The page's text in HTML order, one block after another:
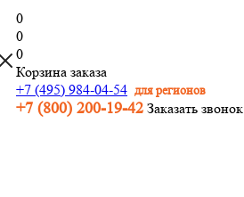
0
0
0
Корзина заказа
+7 (495) 984-04-54 для регионов
+7 (800) 200-19-42 Заказать звонок